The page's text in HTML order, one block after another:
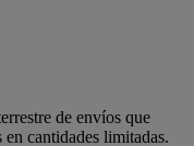
de envíos que
cantidades limitadas.